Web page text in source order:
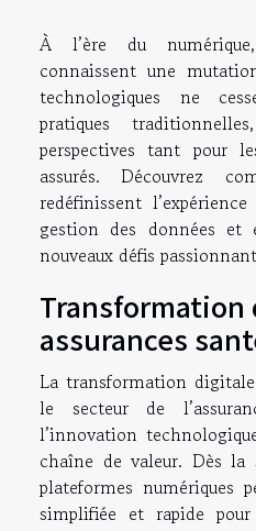
À l’ère du
connaissent une
technologiques ne
pratiques
perspectives tant pour
assurés. Découvrez
redéfinissent
gestion des données et
nouveaux défis
assurances
La transformation
le secteur de
l’innovation
chaîne de valeur. Dès
plateformes numériques
simplifiée et rapide